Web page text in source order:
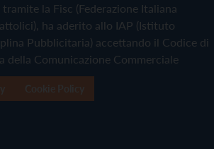
la Fisc (Federazione Italiana
ha aderito allo IAP (Istituto
Pubblicitaria) accettando il Codice di
della Comunicazione Commerciale